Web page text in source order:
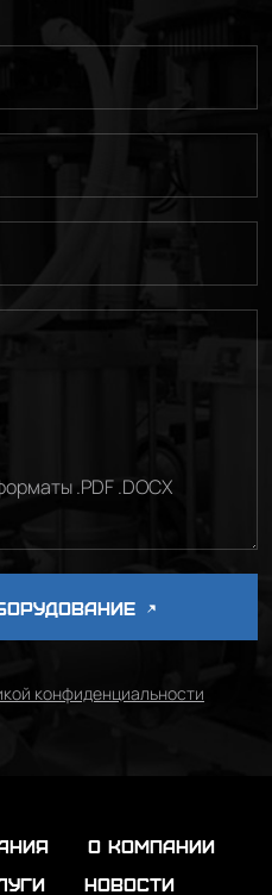
.PDF .DOCX
конфиденциальности
о компании
новости